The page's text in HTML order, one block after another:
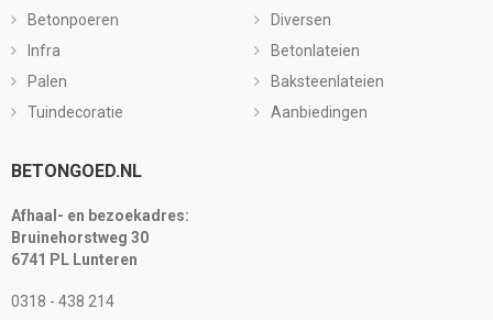
Betonpoeren
Infra
Palen
Tuindecoratie
Diversen
Betonlateien
Baksteenlateien
Aanbiedingen
BETONGOED.NL
Afhaal- en bezoekadres:
Bruinehorstweg 30
6741 PL Lunteren
0318 - 438 214